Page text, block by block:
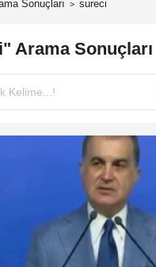
Sonuçları sureci
Arama Sonuçları